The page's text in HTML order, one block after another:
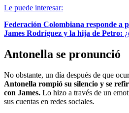
Le puede interesar:
Federación Colombiana responde a
James Rodríguez y la hija de Petro:
Antonella se pronunció
No obstante, un día después de que
Antonella rompió su silencio y se
con James. Lo hizo a través de un
sus cuentas en redes sociales.